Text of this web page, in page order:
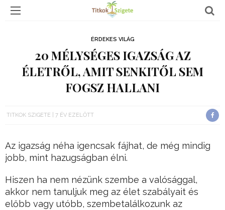
ÉRDEKES VILÁG
20 MÉLYSÉGES IGAZSÁG AZ
ÉLETRŐL, AMIT SENKITŐL SEM
FOGSZ HALLANI
TITKOK SZIGETE 7 ÉV EZELŐTT
Az igazság néha igencsak fájhat, de még mindig
jobb, mint hazugságban élni.
Hiszen ha nem nézünk szembe a valósággal,
akkor nem tanuljuk meg az élet szabályait és
előbb vagy utóbb, szembetalálkozunk az